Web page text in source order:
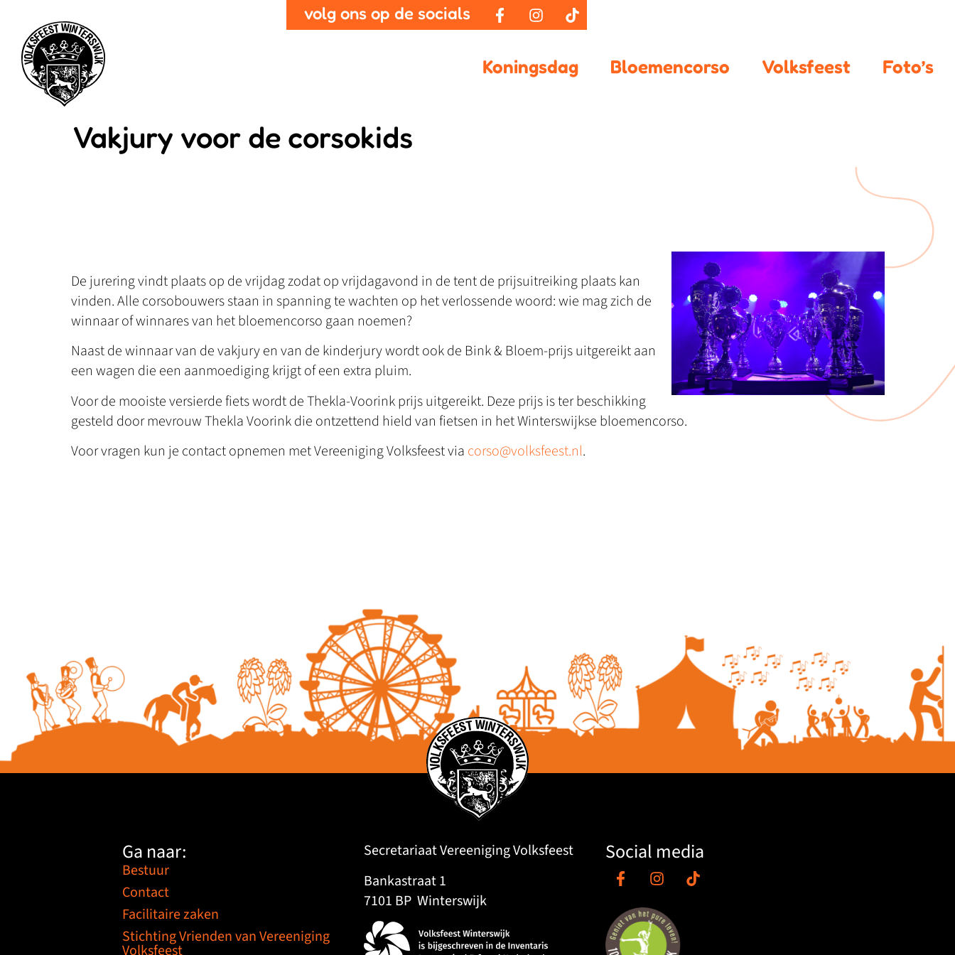
volg ons op de socials
Koningsdag Bloemencorso Volksfeest Foto’s
Vakjury voor de corsokids
De jurering vindt plaats op de vrijdag zodat op vrijdagavond in de tent de prijsuitreiking plaats kan
vinden. Alle corsobouwers staan in spanning te wachten op het verlossende woord: wie mag zich de
winnaar of winnares van het bloemencorso gaan noemen?
Naast de winnaar van de vakjury en van de kinderjury wordt ook de Bink & Bloem-prijs uitgereikt aan
een wagen die een aanmoediging krijgt of een extra pluim.
Voor de mooiste versierde fiets wordt de Thekla-Voorink prijs uitgereikt. Deze prijs is ter beschikking
gesteld door mevrouw Thekla Voorink die ontzettend hield van fietsen in het Winterswijkse bloemencorso.
Voor vragen kun je contact opnemen met Vereeniging Volksfeest via corso@volksfeest.nl.
Ga naar:
Bestuur
Contact
Facilitaire zaken
Stichting Vrienden van Vereeniging
Volksfeest
Secretariaat Vereeniging Volksfeest
Bankastraat 1
7101 BP Winterswijk
Social media